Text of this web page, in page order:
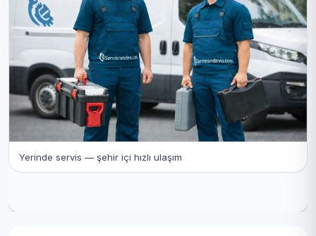
Yerinde servis — şehir içi hızlı ulaşım